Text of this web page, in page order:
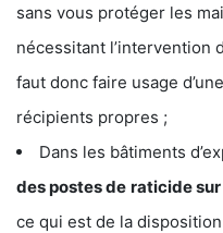
sans vous protéger les
nécessitant l’intervention
faut donc faire usage
récipients propres ;
Dans les bâtiments
des postes de raticide sur
ce qui est de la